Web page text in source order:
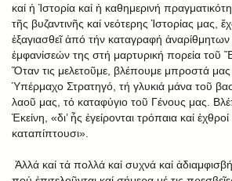
καί ἡ Ἱστορία καί ἡ καθημερινή
τῆς βυζαντινῆς καί νεότερης Ἱστορίας μας,
ἐξαγιασθεῖ ἀπό τήν καταγραφή
ἐμφανίσεών της στή μαρτυρική πορεία τοῦ
Ὅταν τις μελετοῦμε, βλέπουμε μπροστά μας
Ὑπέρμαχο Στρατηγό, τή γλυκιά μάνα τοῦ
λαοῦ μας, τό καταφύγιο τοῦ Γένους μας.
Ἐκείνη, «δι’ ἧς ἐγείρονται τρόπαια καί ἐχθροί
καταπίπτουσι».
Ἀλλά καί τά πολλά καί συχνά καί